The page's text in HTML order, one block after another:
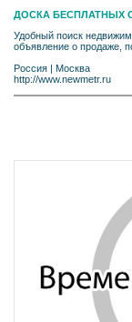
ДОСКА БЕСПЛАТНЫХ
Удобный поиск
объявление о продаже,
Россия
Москва
http://www.newmetr.ru